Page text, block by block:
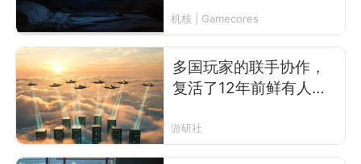
机核 | Gamecores
多国玩家的联手协作，
复活了12年前鲜有人知
游研社